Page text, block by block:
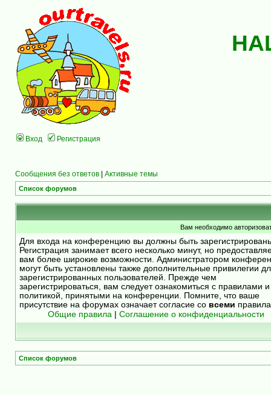
Вход Регистрация
Сообщения без ответов | Активные темы
Список форумов
Вам необходимо
Для входа на конференцию вы должны быть
Регистрация занимает всего несколько минут, но
вам более широкие возможности. Администратором
могут быть установлены также дополнительные привилегии
зарегистрированных пользователей. Прежде чем
зарегистрироваться, вам следует ознакомиться с правилами и
политикой, принятыми на конференции. Помните, что ваше
присутствие на форумах означает согласие со всеми
Общие правила
Соглашение о конфиденциальности
Список форумов